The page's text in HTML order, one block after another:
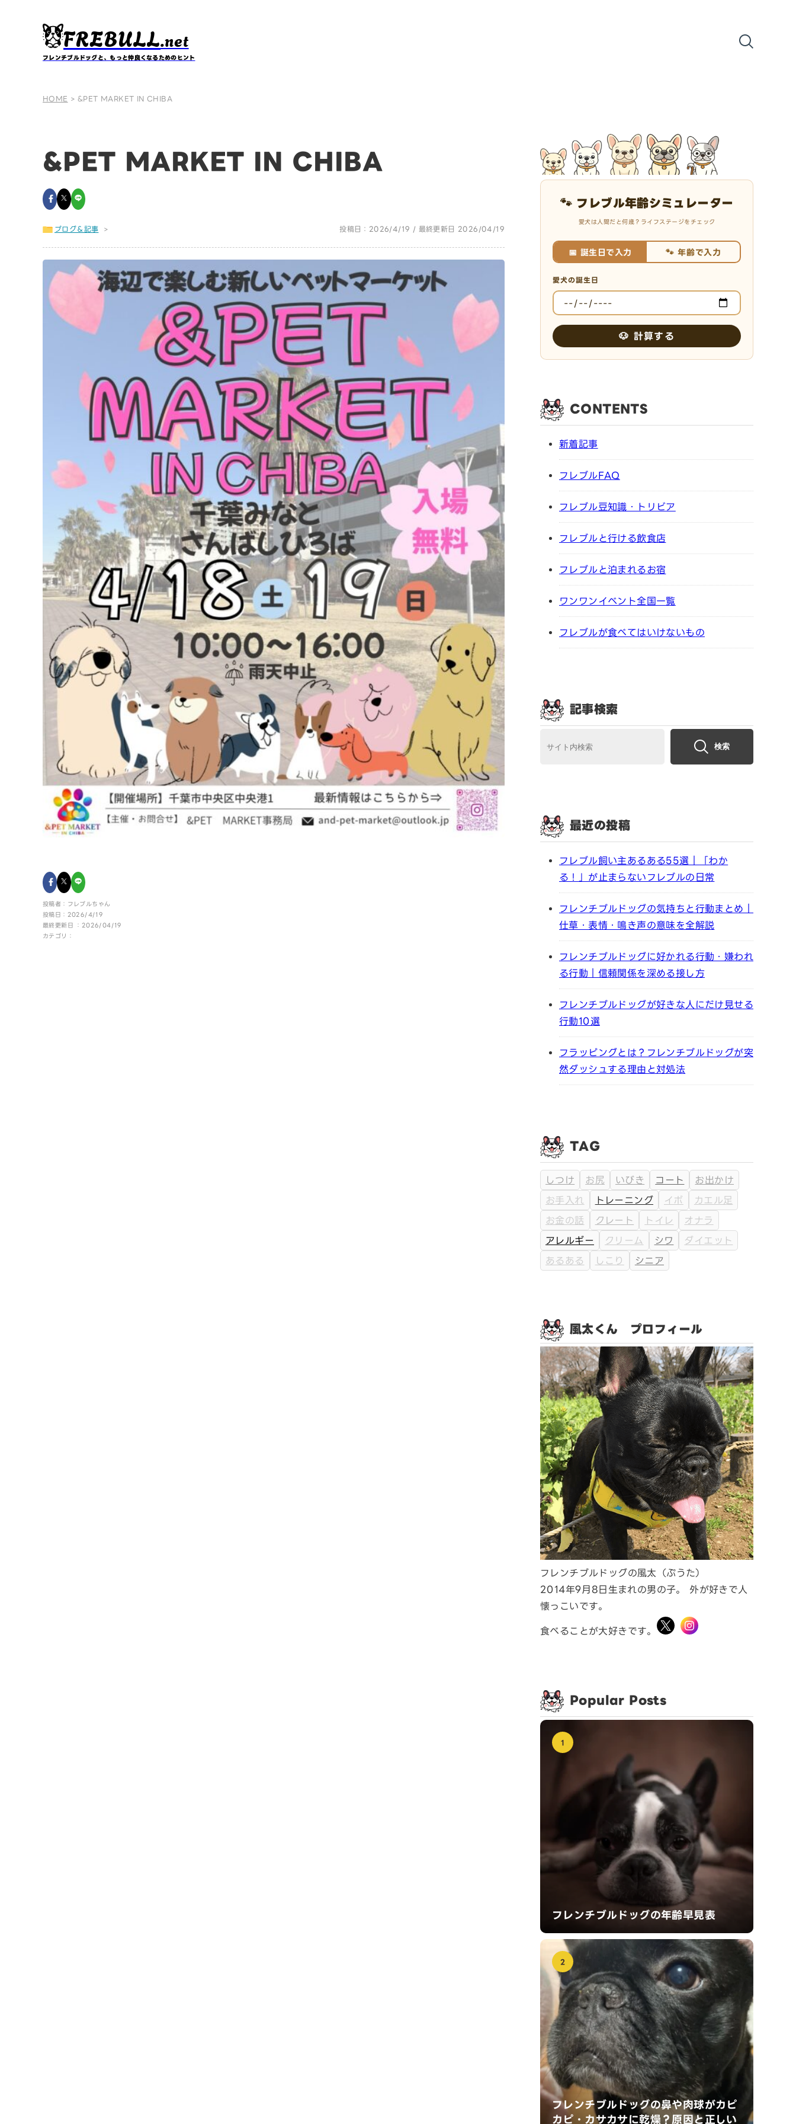
FREBULL.net
フレンチブルドッグと、もっと仲良くなるためのヒント
HOME > &PET MARKET IN CHIBA
&PET MARKET IN CHIBA
ブログ＆記事 > 投稿日：2026/4/19 / 最終更新日 2026/04/19
投稿者：フレブルちゃん
投稿日：2026/4/19
最終更新日 ：2026/04/19
カテゴリ：
🐾 フレブル年齢シミュレーター
愛犬は人間だと何歳？ライフステージをチェック
📅 誕生日で入力 🐾 年齢で入力
愛犬の誕生日
🐶 計算する
CONTENTS
新着記事
フレブルFAQ
フレブル豆知識・トリビア
フレブルと行ける飲食店
フレブルと泊まれるお宿
ワンワンイベント全国一覧
フレブルが食べてはいけないもの
記事検索
検索
最近の投稿
フレブル飼い主あるある55選｜「わか
る！」が止まらないフレブルの日常
フレンチブルドッグの気持ちと行動まとめ｜
仕草・表情・鳴き声の意味を全解説
フレンチブルドッグに好かれる行動・嫌われ
る行動｜信頼関係を深める接し方
フレンチブルドッグが好きな人にだけ見せる
行動10選
フラッピングとは？フレンチブルドッグが突
然ダッシュする理由と対処法
TAG
しつけ お尻 いびき コート
お出かけ
お手入れ
トレーニング イボ
カエル足
お金の話
クレート トイレ
オナラ
アレルギー
クリーム シワ
ダイエット
あるある
しこり シニア
風太くん プロフィール
フレンチブルドッグの風太（ぷうた）
2014年9月8日生まれの男の子。 外が好きで人
懐っこいです。
食べることが大好きです。
Popular Posts
1
フレンチブルドッグの年齢早見表
2
フレンチブルドッグの鼻や肉球がカピ
カピ・カサカサに乾燥？原因と正しい